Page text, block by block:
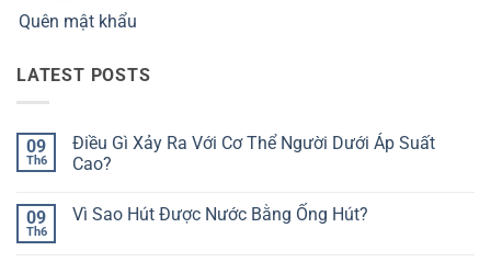
Quên mật khẩu
LATEST POSTS
09
Th6
Điều Gì Xảy Ra Với Cơ Thể Người Dưới Áp Suất
Cao?
bình
09
Th6
Vì Sao Hút Được Nước Bằng Ống Hút?